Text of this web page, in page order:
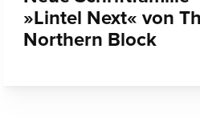
»Lintel Next« von
Northern Block